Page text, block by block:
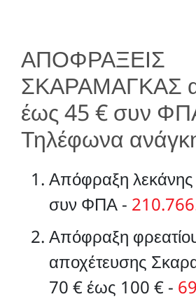
ΑΠΟΦΡΑΞΕΙΣ
ΣΚΑΡΑΜΑΓΚΑΣ
έως 45 € συν
Τηλέφωνα
Απόφραξη
συν ΦΠΑ -
Απόφραξη
αποχέτευσης
70 € έως 100 € -